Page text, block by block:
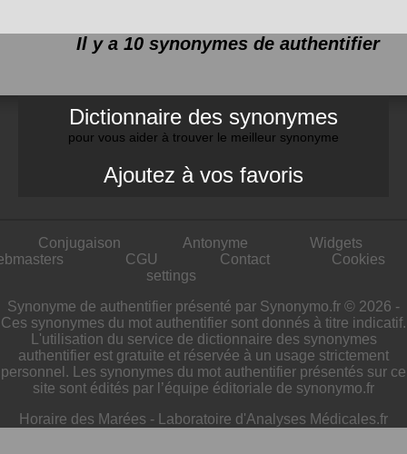
Il y a 10 synonymes de authentifier
Dictionnaire des synonymes
pour vous aider à trouver le meilleur synonyme
Ajoutez à vos favoris
Conjugaison Antonyme
Widgets
CGU Contact
Cookies
settings
Synonyme de authentifier présenté par Synonymo.fr © 2026 -
Ces synonymes du mot authentifier sont donnés à titre indicatif.
L'utilisation du service de dictionnaire des synonymes
authentifier est gratuite et réservée à un usage strictement
personnel. Les synonymes du mot authentifier présentés sur ce
site sont édités par l’équipe éditoriale de synonymo.fr
Horaire des Marées - Laboratoire d'Analyses Médicales.fr